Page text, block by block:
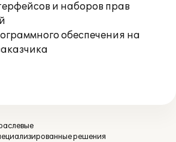
и наборов прав
обеспечения на
решения